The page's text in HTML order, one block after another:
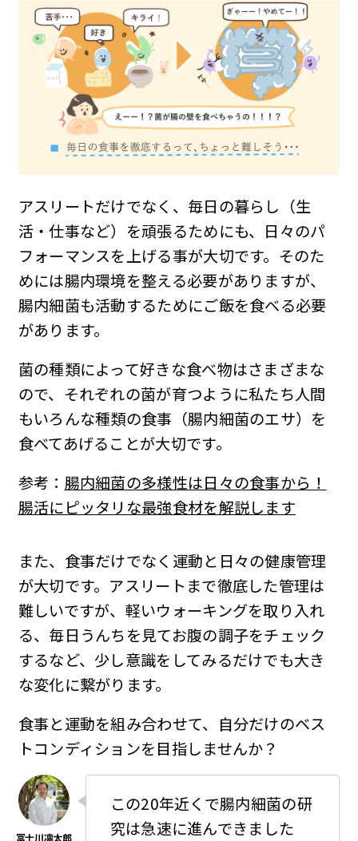
アスリートだけでなく、毎日の暮らし（生
活・仕事など）を頑張るためにも、日々のパ
フォーマンスを上げる事が大切です。そのた
めには腸内環境を整える必要がありますが、
腸内細菌も活動するためにご飯を食べる必要
があります。
菌の種類によって好きな食べ物はさまざまな
ので、それぞれの菌が育つように私たち人間
もいろんな種類の食事（腸内細菌のエサ）を
食べてあげることが大切です。
参考： 腸内細菌の多様性は日々の食事から！
腸活にピッタリな最強食材を解説します
また、食事だけでなく運動と日々の健康管理
が大切です。アスリートまで徹底した管理は
難しいですが、軽いウォーキングを取り入れ
る、毎日うんちを見てお腹の調子をチェック
するなど、少し意識をしてみるだけでも大き
な変化に繋がります。
食事と運動を組み合わせて、自分だけのベス
トコンディションを目指しませんか？
この20年近くで腸内細菌の研
究は急速に進んできました